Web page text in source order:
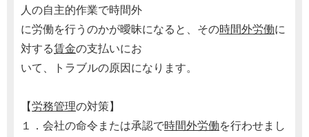
人の自主的作業で時間外
に労働を行うのかが曖昧になると、その時間外労働に
対する賃金の支払いにお
いて、トラブルの原因になります。
【労務管理の対策】
１．会社の命令または承認で時間外労働を行わせまし